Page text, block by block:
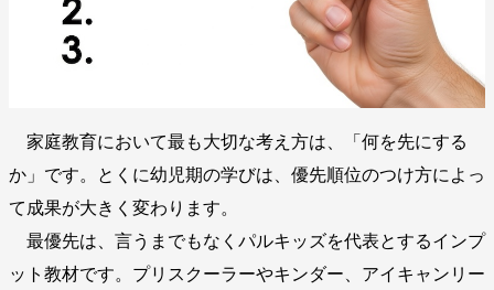
家庭教育において最も大切な考え方は、「何を先にする
か」です。とくに幼児期の学びは、優先順位のつけ方によっ
て成果が大きく変わります。
最優先は、言うまでもなくパルキッズを代表とするインプ
ット教材です。プリスクーラーやキンダー、アイキャンリー